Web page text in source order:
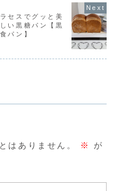
うまくいかず(^^;
そこから出来上が
った「くまのキャ
ラメルナッツクッ
せ一緒に焼
ルト風スイ
テト♡うさ
イートポテ
っこ出来る
今回は...
セスでグッと美
い黒糖パン【黒
パン】
はありません。 ※
が